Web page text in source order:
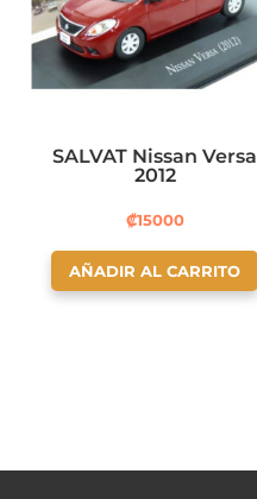
SALVAT Nissan Versa
2012
₡15000
AÑADIR AL CARRITO